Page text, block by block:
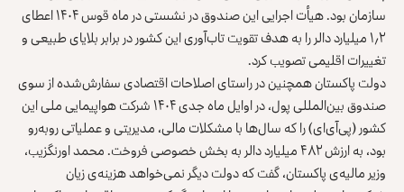
سازمان بود. هیأت اجرایی این صندوق در نشستی در ماه قوس ۱۴۰۴ اعطای
۱٫۲ میلیارد دالر را به هدف تقویت تاب‌آوری این کشور در برابر بلایای طبیعی و
تغییرات اقلیمی تصویب کرد.
دولت پاکستان همچنین در راستای اصلاحات اقتصادی سفارش‌شده از سوی
صندوق بین‌المللی پول، در اوایل ماه جدی ۱۴۰۴ شرکت هواپیمایی ملی این
کشور (پی‌آی‌ای) را که سال‌ها با مشکلات مالی، مدیریتی و عملیاتی روبه‌رو
بود، به ارزش ۴۸۲ میلیارد دالر به بخش خصوصی فروخت. محمد اورنگزیب،
وزیر مالیه‌ی پاکستان، گفت که دولت دیگر نمی‌خواهد هزینه‌ی زیان